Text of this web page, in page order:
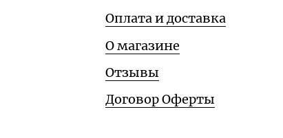
Оплата и доставка
О магазине
Отзывы
Договор Оферты